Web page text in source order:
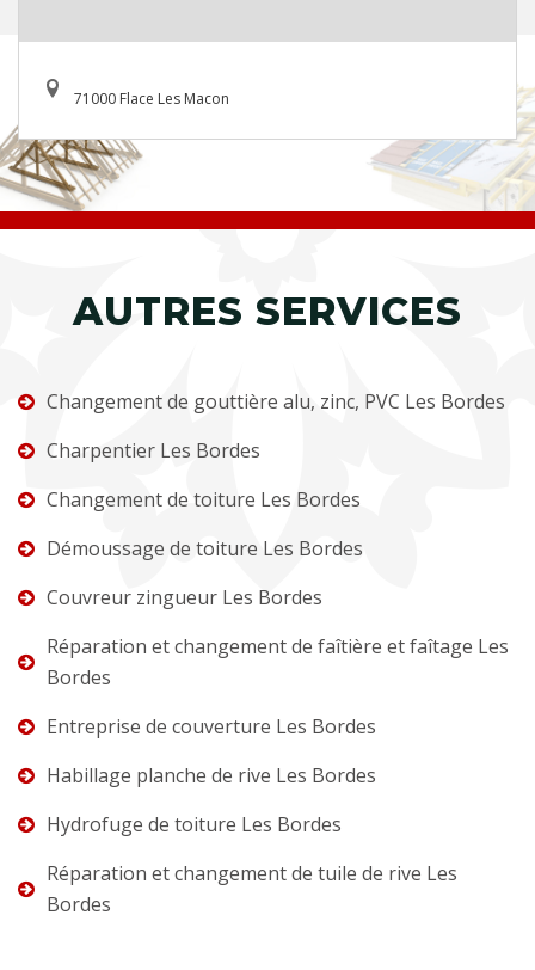
71000 Flace Les Macon
AUTRES SERVICES
Changement de gouttière alu, zinc, PVC Les Bordes
Charpentier Les Bordes
Changement de toiture Les Bordes
Démoussage de toiture Les Bordes
Couvreur zingueur Les Bordes
Réparation et changement de faîtière et faîtage Les
Bordes
Entreprise de couverture Les Bordes
Habillage planche de rive Les Bordes
Hydrofuge de toiture Les Bordes
Réparation et changement de tuile de rive Les
Bordes